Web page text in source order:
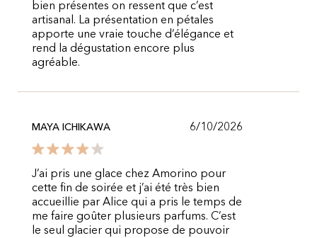
bien présentes on ressent que c’est
artisanal. La présentation en pétales
apporte une vraie touche d’élégance et
rend la dégustation encore plus
agréable.
MAYA ICHIKAWA 6/10/2026
J’ai pris une glace chez Amorino pour
cette fin de soirée et j’ai été très bien
accueillie par Alice qui a pris le temps de
me faire goûter plusieurs parfums. C’est
le seul glacier qui propose de pouvoir